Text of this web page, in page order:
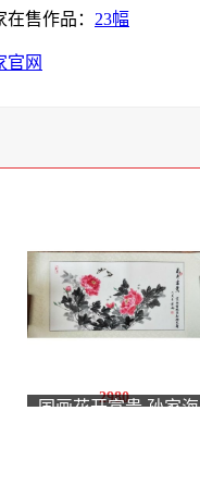
售作品： 23幅
官网
国画花开富贵 孙家海
2980